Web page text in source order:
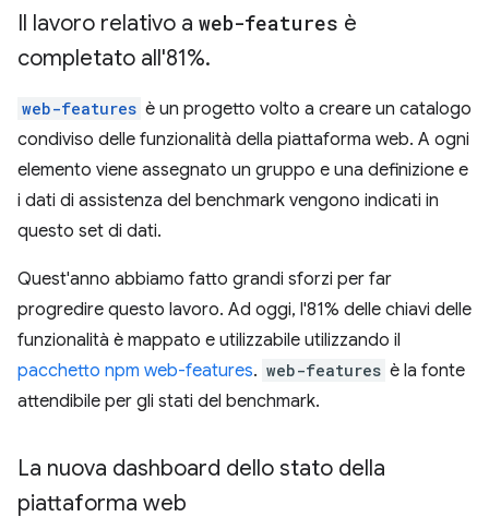
Il lavoro relativo a web-features è
completato all'81%.
web-features è un progetto volto a creare un catalogo
condiviso delle funzionalità della piattaforma web. A ogni
elemento viene assegnato un gruppo e una definizione e
i dati di assistenza del benchmark vengono indicati in
questo set di dati.
Quest'anno abbiamo fatto grandi sforzi per far
progredire questo lavoro. Ad oggi, l'81% delle chiavi delle
funzionalità è mappato e utilizzabile utilizzando il
pacchetto npm web-features. web-features è la fonte
attendibile per gli stati del benchmark.
La nuova dashboard dello stato della
piattaforma web